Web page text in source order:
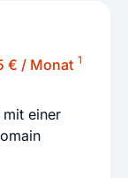
€ / Monat 1
einer